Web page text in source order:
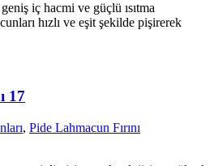
iç hacmi ve güçlü ısıtma
hızlı ve eşit şekilde pişirerek
17
, Pide Lahmacun Fırını